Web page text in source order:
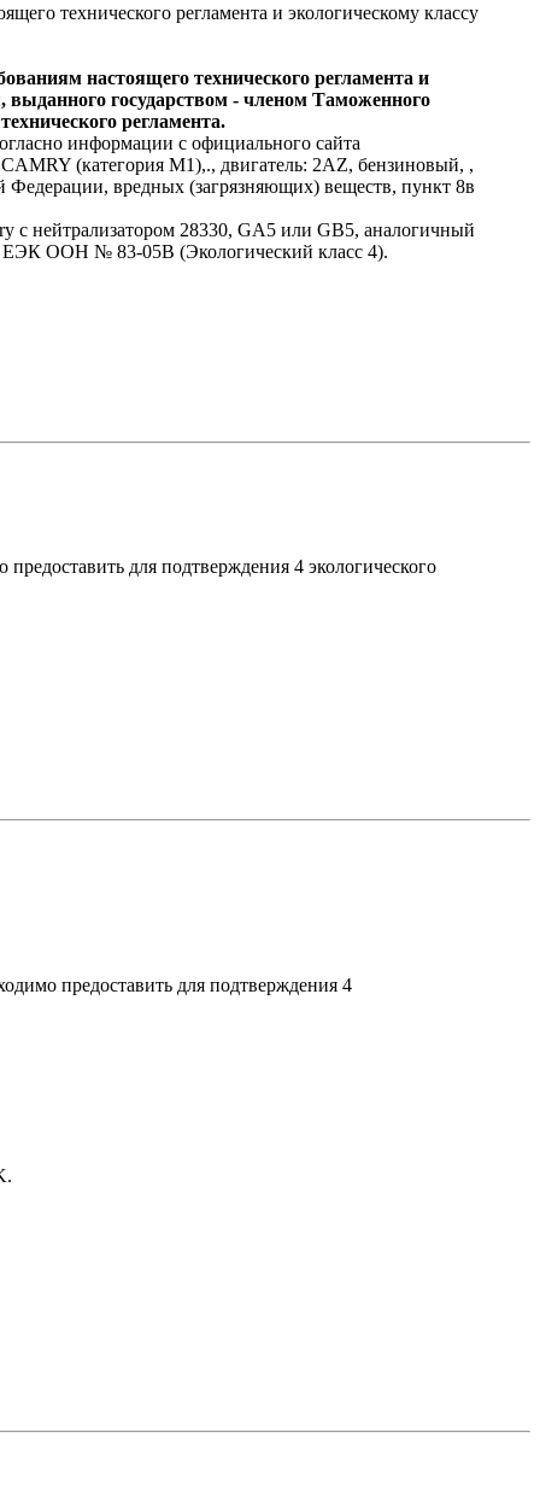
технического регламента и экологическому классу
настоящего технического регламента и
выданного государством - членом Таможенного
регламента.
информации с официального сайта
(категория М1),., двигатель: 2AZ, бензиновый, ,
Федерации, вредных (загрязняющих) веществ, пункт 8в
с нейтрализатором 28330, GA5 или GB5, аналогичный
ЕЭК ООН № 83-05В (Экологический класс 4).
для подтверждения 4 экологического
предоставить для подтверждения 4